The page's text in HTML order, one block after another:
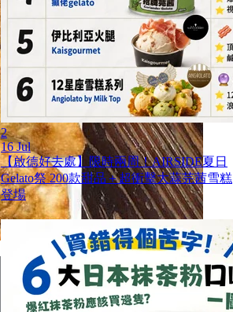
2
16 Jul
【啟德好去處】限時兩周！AIRSIDE夏日
Gelato祭 200款甜品＋超衝擊大蒜芫茜雪糕
登場